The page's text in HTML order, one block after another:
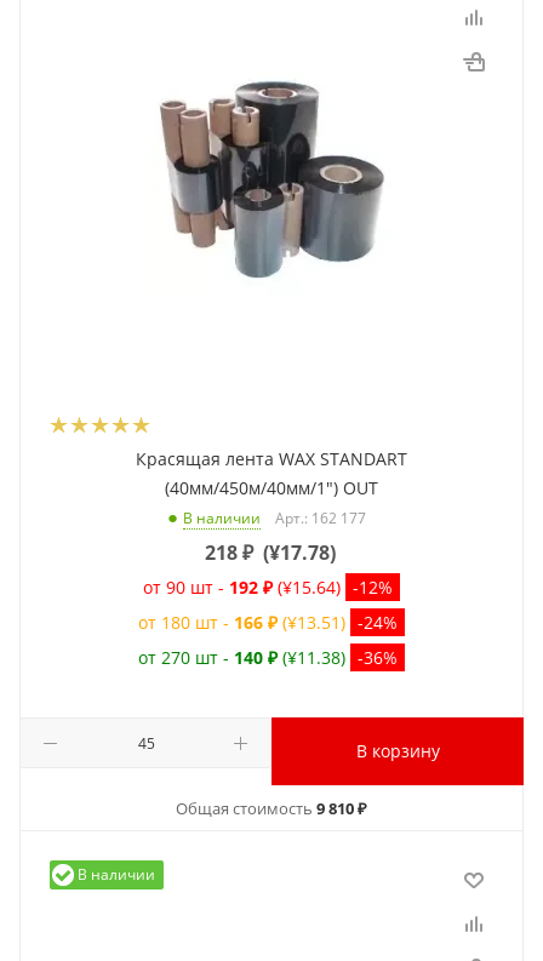
Красящая лента WAX STANDART
(40мм/450м/40мм/1") OUT
В наличии Арт.: 162 177
218₽ (¥17.78)
от 90 шт - 192 ₽ (¥15.64) -12%
от 180 шт - 166 ₽ (¥13.51) -24%
от 270 шт - 140 ₽ (¥11.38) -36%
В корзину
Общая стоимость 9 810 ₽
В наличии